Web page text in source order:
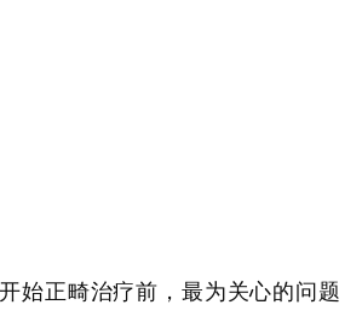
始正畸治疗前，最为关心的问题